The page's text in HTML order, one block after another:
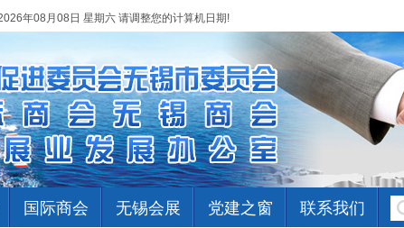
年08月08日 星期六 请调整您的计算机日期!
国际商会 无锡会展 党建之窗 联系我们